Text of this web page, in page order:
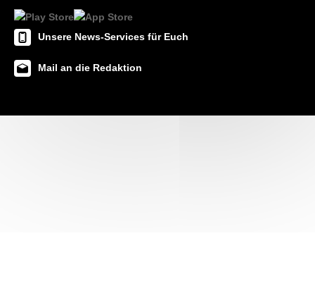
Unsere News-Services für Euch
Mail an die Redaktion